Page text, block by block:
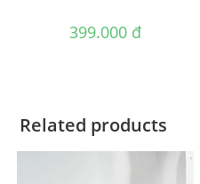
399.000 ₫
Related products